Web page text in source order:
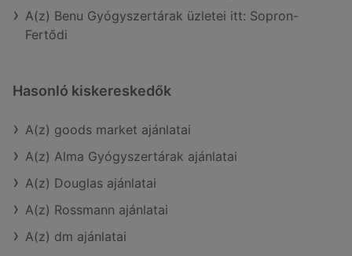
A(z) Benu Gyógyszertárak üzletei itt: Sopron-
Fertődi
Hasonló kiskereskedők
A(z) goods market ajánlatai
A(z) Alma Gyógyszertárak ajánlatai
A(z) Douglas ajánlatai
A(z) Rossmann ajánlatai
A(z) dm ajánlatai